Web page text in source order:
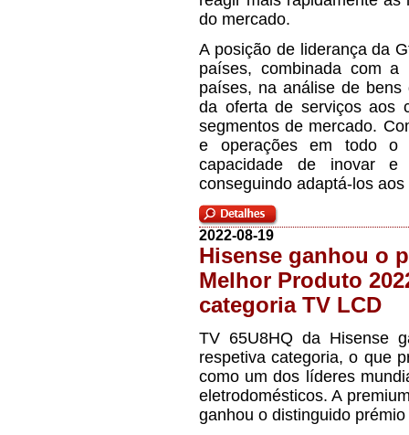
do mercado.
A posição de liderança da
países, combinada com
países, na análise de bens
da oferta de serviços aos
segmentos de mercado.
e operações em todo o
capacidade de inovar e
conseguindo adaptá-los
2022-08-19
Hisense ganhou o
Melhor Produto
categoria TV LCD
TV 65U8HQ da Hisense
respetiva categoria, o que
como um dos líderes
eletrodomésticos. A
ganhou o distinguido